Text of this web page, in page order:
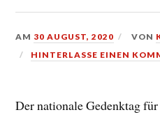
AM 30 AUGUST, 2020 VON
HINTERLASSE EINEN
Der nationale Gedenktag